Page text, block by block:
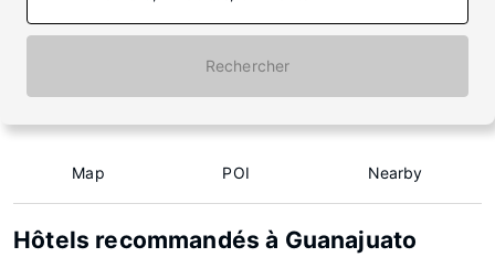
Rechercher
Map POI Nearby
Hôtels recommandés à Guanajuato